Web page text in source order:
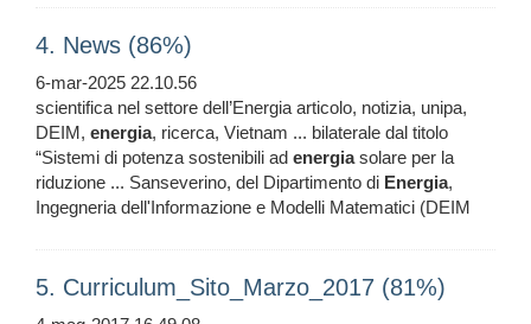
4. News (86%)
6-mar-2025 22.10.56
scientifica nel settore dell’Energia articolo, notizia, unipa,
DEIM, energia, ricerca, Vietnam ... bilaterale dal titolo
“Sistemi di potenza sostenibili ad energiasolare per la
riduzione ... Sanseverino, del Dipartimento di Energia,
Ingegneria dell'Informazione e Modelli Matematici (DEIM
5. Curriculum_Sito_Marzo_2017 (81%)